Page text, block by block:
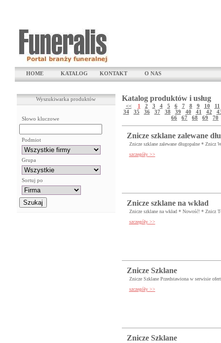
HOME KATALOG KONTAKT O NAS
Wyszukiwarka produktów
Słowo kluczowe
Podmiot
Grupa
Sortuj po
Katalog produktów i usług
<< 1 2 3 4 5 6 7 8 9 10
11
34
35 36 37 38 39 40 41 42
66
67 68 69 70
Znicze szklane zalewane
Znicze szklane zalewane długopalne * Znicz
szczegóły >>
Znicze szklane na wkład
Znicze szklane na wkład * Nowość! * Znicz
szczegóły >>
Znicze Szklane
Znicze Szklane Przedstawiona w serwisie
szczegóły >>
Znicze Szklane